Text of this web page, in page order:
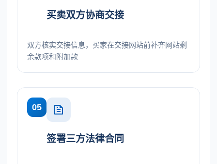
买卖双方协商交接
双方核实交接信息，买家在交接网站前补齐网站剩
余款项和附加款
05
签署三方法律合同